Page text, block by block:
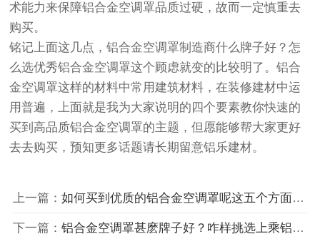
术能力来保障铝合金空调罩品质过硬，故而一定慎重去
购买。
铭记上面这几点，铝合金空调罩制造商什么牌子好？怎
么选优秀铝合金空调罩这个顾虑就变的比较明了。铝合
金空调罩这样的材料中常用建筑材料，在装修建材中运
用普遍，上面就是我为大家说明的四个要素教你快速的
买到高品质铝合金空调罩的主题，但愿能够帮大家更好
去去购买，预知更多话题请长期留意铝乐建材。
上一篇： 如何买到优质的铝合金空调罩呢这五个方面要注意
下一篇： 铝合金空调罩甚麽牌子好？咋样挑选上乘铝合金空调罩